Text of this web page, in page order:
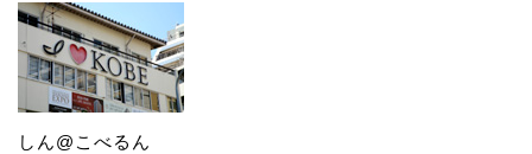
しん@こべるん